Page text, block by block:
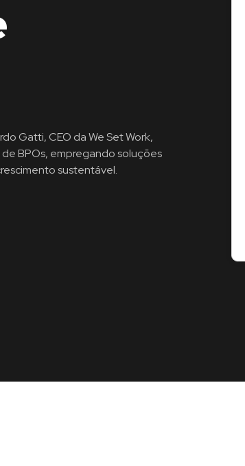
Gatti, CEO da We Set Work,
BPOs, empregando soluções
sustentável.